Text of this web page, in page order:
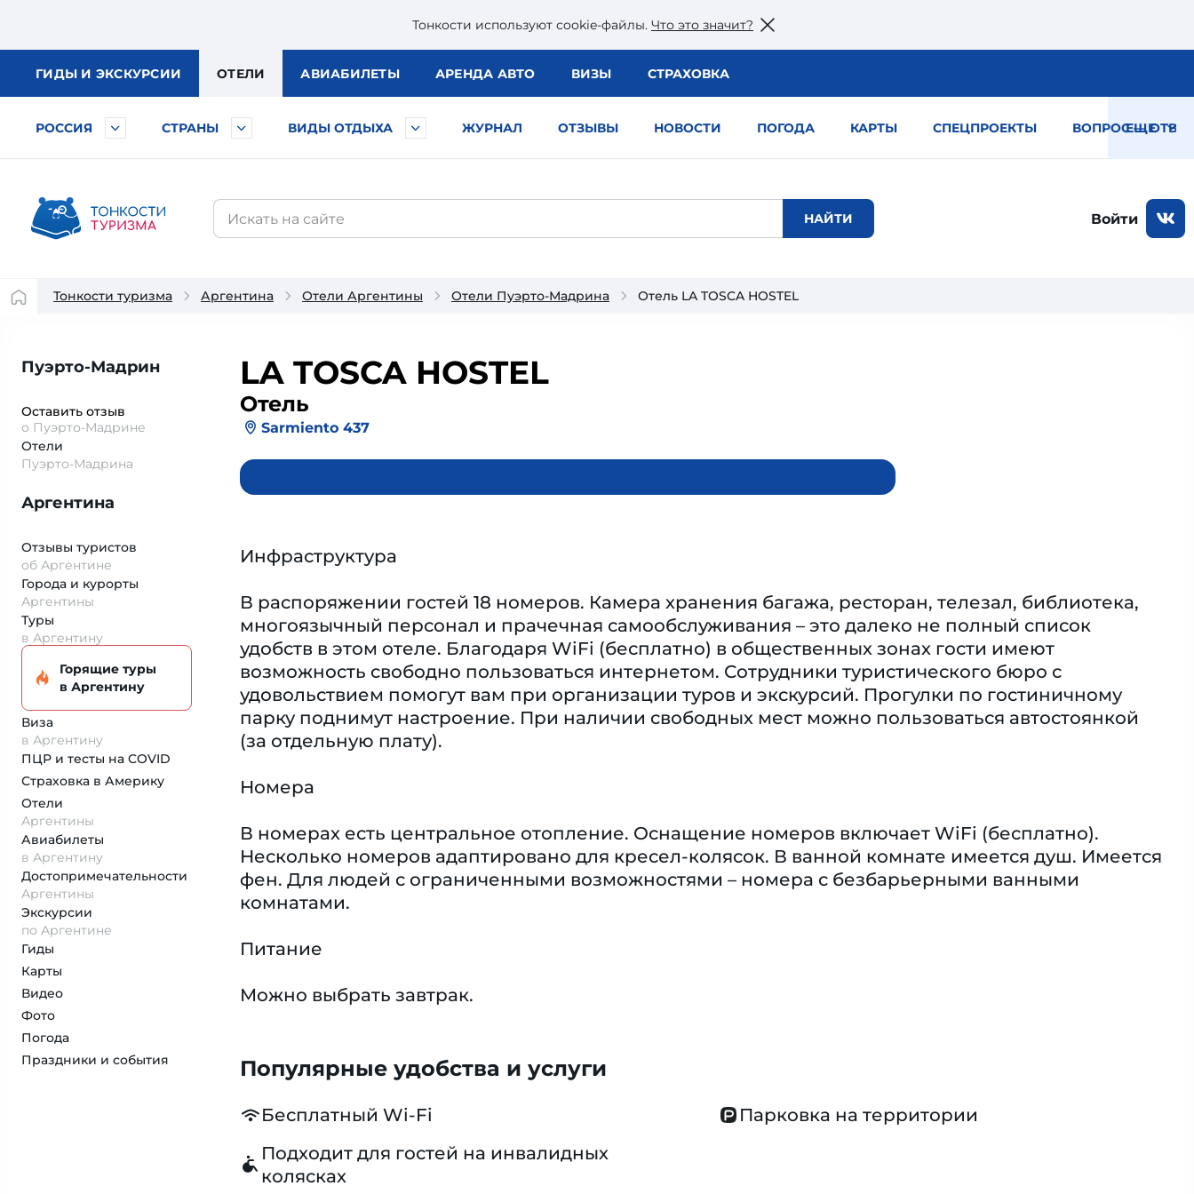
Тонкости используют сookie-файлы. Что это значит?
ГИДЫ И ЭКСКУРСИИ ОТЕЛИ АВИАБИЛЕТЫ АРЕНДА АВТО ВИЗЫ СТРАХОВКА
РОССИЯ СТРАНЫ ВИДЫ ОТДЫХА ЖУРНАЛ ОТЗЫВЫ НОВОСТИ ПОГОДА КАРТЫ СПЕЦПРОЕКТЫ ВОПРОС — ОТВЕТ
ЕЩЕ
Войти
Тонкости туризма Аргентина Отели Аргентины Отели Пуэрто-Мадрина Отель LA TOSCA HOSTEL
Пуэрто-Мадрин
Оставить отзыв
о Пуэрто-Мадрине
Отели
Пуэрто-Мадрина
Аргентина
Отзывы туристов
об Аргентине
Города и курорты
Аргентины
Туры
в Аргентину
Горящие туры
в Аргентину
Виза
в Аргентину
ПЦР и тесты на COVID
Страховка в Америку
Отели
Аргентины
Авиабилеты
в Аргентину
Достопримеча­тельности
Аргентины
Экскурсии
по Аргентине
Гиды
Карты
Видео
Фото
Погода
Праздники и события
LA TOSCA HOSTEL
Отель
Sarmiento 437
Инфраструктура
В распоряжении гостей 18 номеров. Камера хранения багажа, ресторан, телезал, библиотека,
многоязычный персонал и прачечная самообслуживания – это далеко не полный список
удобств в этом отеле. Благодаря WiFi (бесплатно) в общественных зонах гости имеют
возможность свободно пользоваться интернетом. Сотрудники туристического бюро с
удовольствием помогут вам при организации туров и экскурсий. Прогулки по гостиничному
парку поднимут настроение. При наличии свободных мест можно пользоваться автостоянкой
(за отдельную плату).
Номера
В номерах есть центральное отопление. Оснащение номеров включает WiFi (бесплатно).
Несколько номеров адаптировано для кресел-колясок. В ванной комнате имеется душ. Имеется
фен. Для людей с ограниченными возможностями – номера с безбарьерными ванными
комнатами.
Питание
Можно выбрать завтрак.
Популярные удобства и услуги
Бесплатный Wi-Fi
Парковка на территории
Подходит для гостей на инвалидных
колясках